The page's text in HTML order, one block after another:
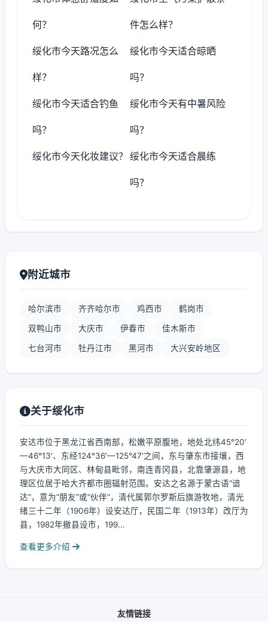
何？ 件怎么样？
绥化市今天路况怎么
样？
绥化市今天适合晾晒
吗？
绥化市今天适合钓鱼
吗？
绥化市今天有中暑风险
吗？
绥化市今天化妆建议？ 绥化市今天适合晨练
吗？
附近城市
哈尔滨市 齐齐哈尔市 鸡西市 鹤岗市
双鸭山市 大庆市 伊春市 佳木斯市
七台河市 牡丹江市 黑河市 大兴安岭地区
关于绥化市
安达市位于黑龙江省西南部，松嫩平原腹地，地处北纬45°20′
—46°13′、东经124°36′—125°47′之间，东与肇东市接壤，西
与大庆市大同区、林甸县毗邻，南连青冈县，北靠肇源县，地
理区位居于哈大齐都市圈辐射范围。安达之名源于蒙古语“谙
达”，意为“朋友”或“伙伴”，清代属郭尔罗斯后旗游牧地，清光
绪三十二年（1906年）设安达厅，民国二年（1913年）改厅为
县，1982年撤县设市，199...
查看更多介绍
友情链接